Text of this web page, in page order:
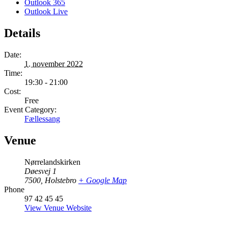
Outlook 365
Outlook Live
Details
Date:
1. november 2022
Time:
19:30 - 21:00
Cost:
Free
Event Category:
Fællessang
Venue
Nørrelandskirken
Døesvej 1
7500 Holstebro + Google Map
Phone
97 42 45 45
View Venue Website